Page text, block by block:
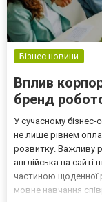
Бізнес новини
Вплив
бренд
У сучасному
не лише рівнем
розвитку. Важливу
англійська на
частиною щоденної
мовне навчання